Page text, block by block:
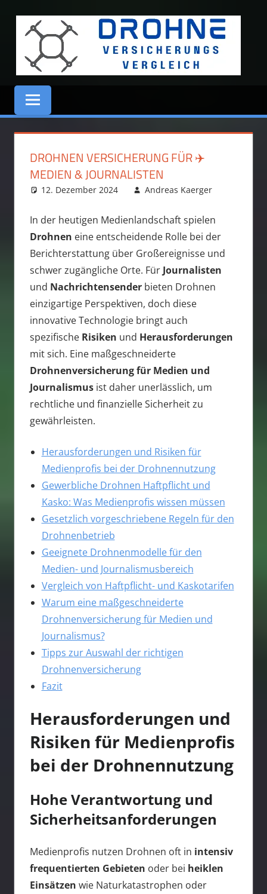
springen
DROHNE
VERSICHERUNGS
VERGLEICH
DROHNEN VERSICHERUNG FÜR ✈️
MEDIEN & JOURNALISTEN
12. Dezember 2024
Andreas Kaerger
In der heutigen Medienlandschaft spielen
Drohnen eine entscheidende Rolle bei der
Berichterstattung über Großereignisse und
schwer zugängliche Orte. Für Journalisten
und Nachrichtensenderbieten Drohnen
einzigartige Perspektiven, doch diese
innovative Technologie bringt auch
spezifische Risiken und Herausforderungen
mit sich. Eine maßgeschneiderte
Drohnenversicherung für Medien und
Journalismusist daher unerlässlich, um
rechtliche und finanzielle Sicherheit zu
gewährleisten.
Herausforderungen und Risiken für
Medienprofis bei der Drohnennutzung
Gewerbliche Drohnen Haftpflicht und
Kasko: Was Medienprofis wissen müssen
Gesetzlich vorgeschriebene Regeln für den
Drohnenbetrieb
Geeignete Drohnenmodelle für den
Medien- und Journalismusbereich
Vergleich von Haftpflicht- und Kaskotarifen
Warum eine maßgeschneiderte
Drohnenversicherung für Medien und
Journalismus?
Tipps zur Auswahl der richtigen
Drohnenversicherung
Fazit
Herausforderungen und
Risiken für Medienprofis
bei der Drohnennutzung
Hohe Verantwortung und
Sicherheitsanforderungen
Medienprofis nutzen Drohnen oft in intensiv
frequentierten Gebieten oder bei heiklen
Einsätzen wie Naturkatastrophen oder